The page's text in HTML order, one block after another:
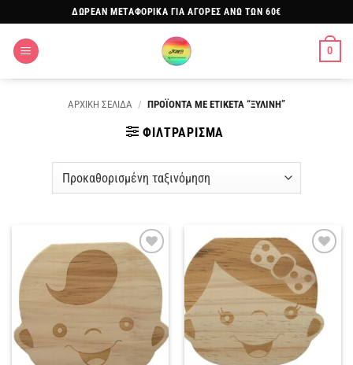
στο
περιεχόμενο
ΔΩΡΕΑΝ ΜΕΤΑΦΟΡΙΚΑ ΓΙΑ ΑΓΟΡΕΣ ΑΝΩ ΤΩΝ 60€
0
ΑΡΧΙΚΗ ΣΕΛΙΔΑ / ΠΡΟΪΟΝΤΑ ΜΕ ΕΤΙΚΕΤΑ “ΞΥΛΙΝΗ”
ΦΙΛΤΡΑΡΙΣΜΑ
Πρόσθήκη
Πρόσθήκη
στην
λίστα
επιθυμιών